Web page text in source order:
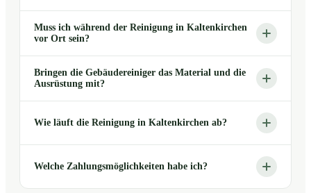
Muss ich während der Reinigung in Kaltenkirchen
vor Ort sein?
Bringen die Gebäudereiniger das Material und die
Ausrüstung mit?
Wie läuft die Reinigung in Kaltenkirchen ab?
Welche Zahlungsmöglichkeiten habe ich?